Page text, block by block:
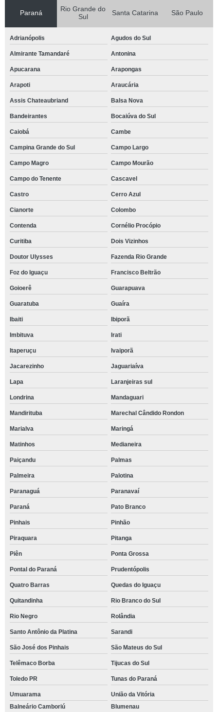
Paraná
Rio Grande do
Sul
Santa Catarina São Paulo
Adrianópolis Agudos do Sul
Almirante Tamandaré Antonina
Apucarana Arapongas
Arapoti Araucária
Assis Chateaubriand Balsa Nova
Bandeirantes Bocaiúva do Sul
Caiobá Cambe
Campina Grande do Sul Campo Largo
Campo Magro Campo Mourão
Campo do Tenente Cascavel
Castro Cerro Azul
Cianorte Colombo
Contenda Cornélio Procópio
Curitiba Dois Vizinhos
Doutor Ulysses Fazenda Rio Grande
Foz do Iguaçu Francisco Beltrão
Goioerê Guarapuava
Guaratuba Guaíra
Ibaiti Ibiporã
Imbituva Irati
Itaperuçu Ivaiporã
Jacarezinho Jaguariaíva
Lapa Laranjeiras sul
Londrina Mandaguari
Mandirituba Marechal Cândido Rondon
Marialva Maringá
Matinhos Medianeira
Paiçandu Palmas
Palmeira Palotina
Paranaguá Paranavaí
Paraná Pato Branco
Pinhais Pinhão
Piraquara Pitanga
Piên Ponta Grossa
Pontal do Paraná Prudentópolis
Quatro Barras Quedas do Iguaçu
Quitandinha Rio Branco do Sul
Rio Negro Rolândia
Santo Antônio da Platina Sarandi
São José dos Pinhais São Mateus do Sul
Telêmaco Borba Tijucas do Sul
Toledo PR Tunas do Paraná
Umuarama
União da Vitória
Balneário Camboriú
Blumenau